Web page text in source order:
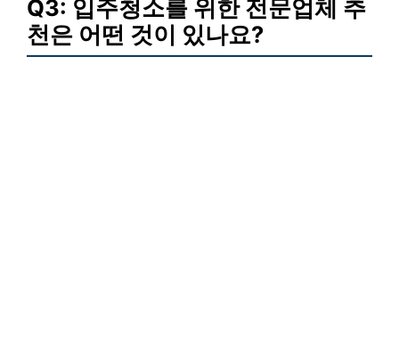
Q3: 입주청소를 위한 전문업체 추
천은 어떤 것이 있나요?